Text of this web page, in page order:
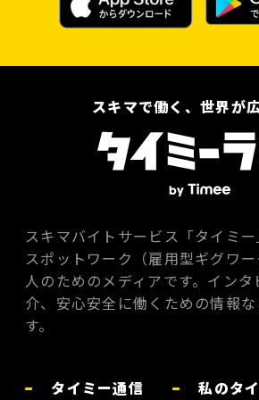
スキマで働く、世界が広
スキマバイトサービス「タイミー
スポットワーク（雇用型ギグワ
人のためのメディアです。イン
介、安心安全に働くための情報
す。
タイミー通信 私のタ